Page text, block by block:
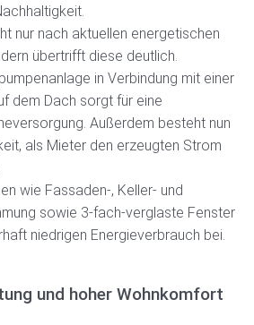
nur nach aktuellen energetischen
übertrifft diese deutlich.
in Verbindung mit einer
dem Dach sorgt für eine
Außerdem besteht nun
als Mieter den erzeugten Strom
wie Fassaden-, Keller- und
sowie 3-fach-verglaste Fenster
niedrigen Energieverbrauch bei.
und hoher Wohnkomfort